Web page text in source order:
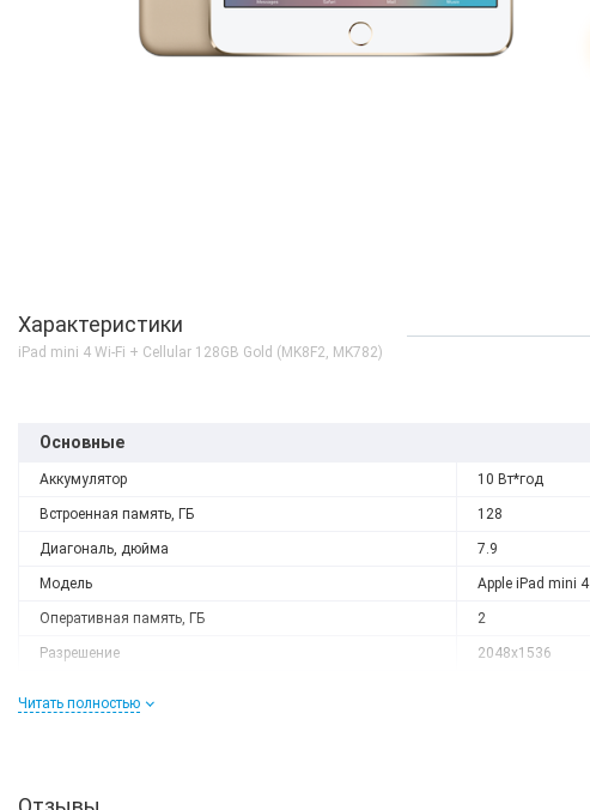
Характеристики
iPad mini 4 Wi-Fi + Cellular 128GB Gold (MK8F2, MK782)
Основные
Аккумулятор 10 Вт*год
Встроенная память, ГБ 128
Диагональ, дюйма 7.9
Модель Apple iPad mini 4
Оперативная память, ГБ 2
Разрешение 2048x1536
Читать полностью